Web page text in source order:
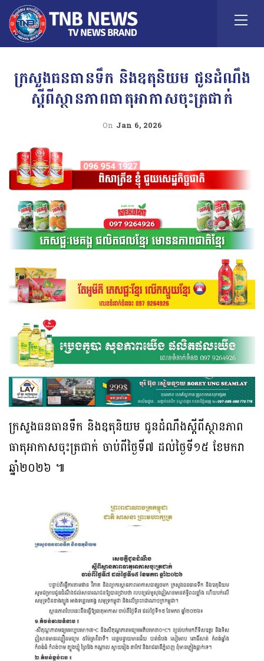
ក្រសួងធនធានទឹក និងឧតុនិយម ជូនដំណឹង
ស្តីពីស្ថានភាពធាតុអាកាសចុះត្រជាក់
On Jan 6, 2026
ក្រសួងធនធានទឹក និងឧតុនិយម ជូនដំណឹងស្តីពីស្ថានភាព
ធាតុអាកាសចុះត្រជាក់ ចាប់ពីថ្ងៃទី៧ ដល់ថ្ងៃទី១៥ ខែមករា
ឆ្នាំ២០២៦ ៕